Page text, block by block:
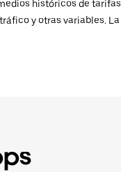
históricos de
y otras variables.